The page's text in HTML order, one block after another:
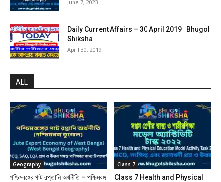
June 7, 2023
Daily Current Affairs – 30 April 2019 | Bhugol
Shiksha
April 30, 2019
ALL
Geography
পশ্চিমবঙ্গের পাট রপ্তানি অর্থনীতি – পশ্চিমবঙ্গ
Class 7
Class 7 Health and Physical